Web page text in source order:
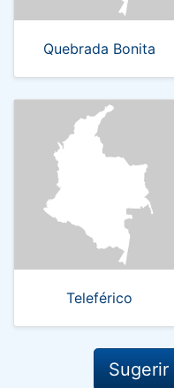
Quebrada Bonita
Teleférico